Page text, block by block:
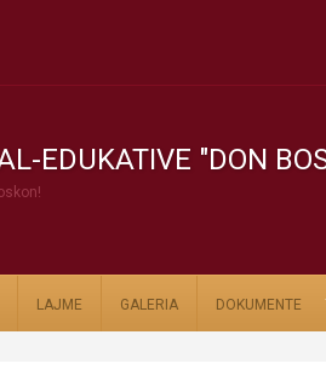
EDUKATIVE "DON
LAJME GALERIA DOKUMENTE